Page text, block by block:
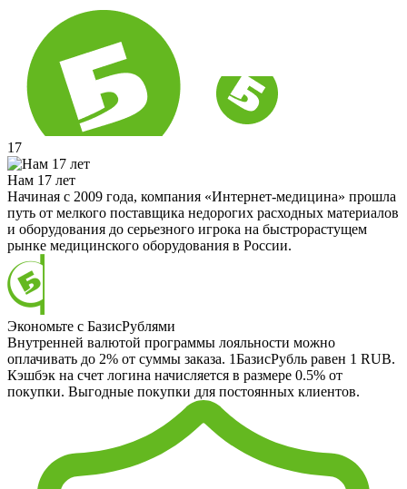
17
Нам 17 лет
Начиная с 2009 года, компания «Интернет-медицина» прошла
путь от мелкого поставщика недорогих расходных материалов
и оборудования до серьезного игрока на быстрорастущем
рынке медицинского оборудования в России.
Экономьте с БазисРублями
Внутренней валютой программы лояльности можно
оплачивать до 2% от суммы заказа. 1БазисРубль равен 1 RUB.
Кэшбэк на счет логина начисляется в размере 0.5% от
покупки. Выгодные покупки для постоянных клиентов.